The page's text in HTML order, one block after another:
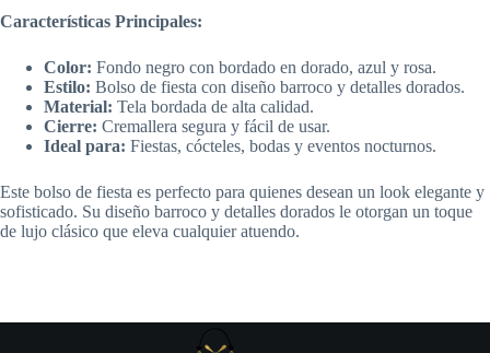
Características Principales:
Color: Fondo negro con bordado en dorado, azul y rosa.
Estilo: Bolso de fiesta con diseño barroco y detalles dorados.
Material: Tela bordada de alta calidad.
Cierre: Cremallera segura y fácil de usar.
Ideal para: Fiestas, cócteles, bodas y eventos nocturnos.
Este bolso de fiesta es perfecto para quienes desean un look elegante y
sofisticado. Su diseño barroco y detalles dorados le otorgan un toque
de lujo clásico que eleva cualquier atuendo.